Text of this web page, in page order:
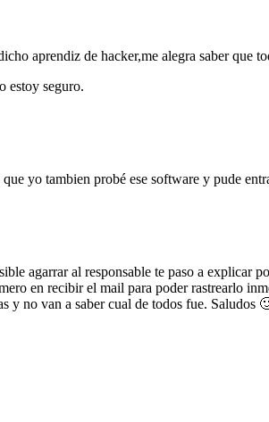
aprendiz de hacker,me alegra saber que
estoy seguro.
yo tambien probé ese software y pude
agarrar al responsable te paso a explicar
en recibir el mail para poder rastrearlo
y no van a saber cual de todos fue.